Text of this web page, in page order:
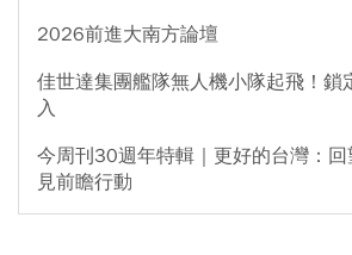
2026前進大南方論壇
佳世達集團艦隊無人機小隊起飛！鎖
入
今周刊30週年特輯｜更好的台灣：
見前瞻行動